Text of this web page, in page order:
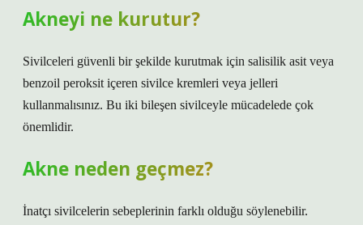
Akneyi ne kurutur?
Sivilceleri güvenli bir şekilde kurutmak için salisilik asit veya
benzoil peroksit içeren sivilce kremleri veya jelleri
kullanmalısınız. Bu iki bileşen sivilceyle mücadelede çok
önemlidir.
Akne neden geçmez?
İnatçı sivilcelerin sebeplerinin farklı olduğu söylenebilir.